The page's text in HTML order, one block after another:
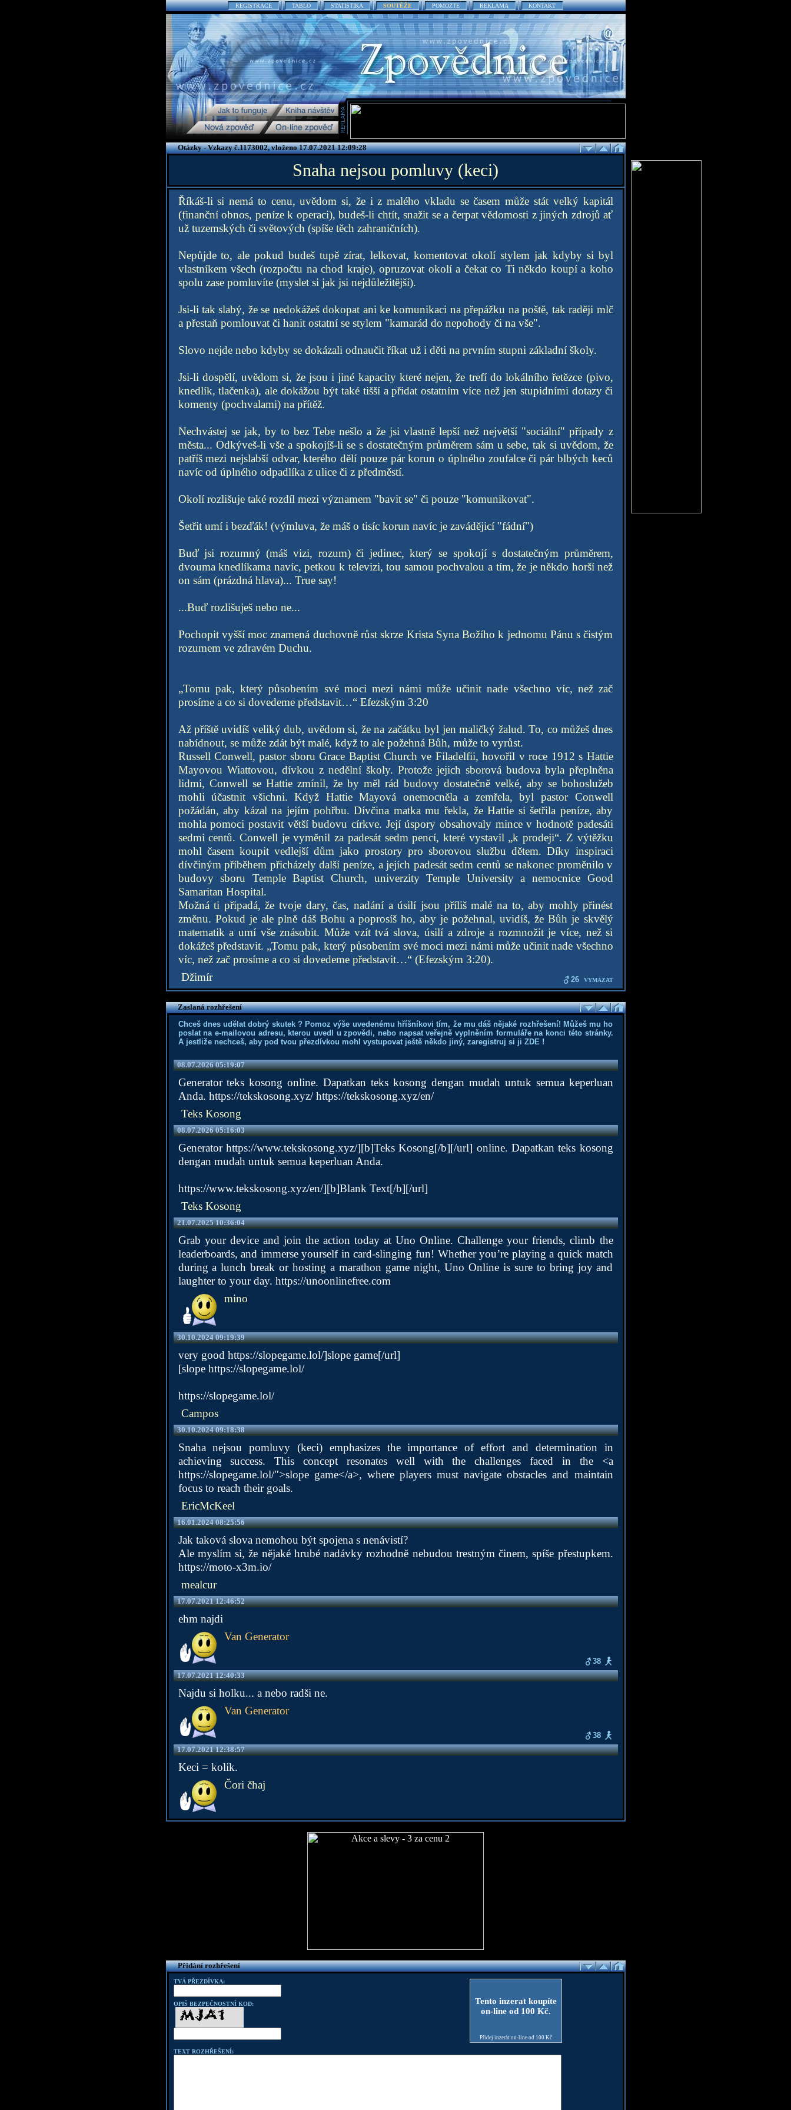
REGISTRACE TABLO STATISTIKA SOUTĚŽE POMOZTE REKLAMA KONTAKT
Otázky - Vzkazy č.1173002, vloženo 17.07.2021 12:09:28
Snaha nejsou pomluvy (keci)
Říkáš-li si nemá to cenu, uvědom si, že i z malého vkladu se časem může stát velký kapitál
(finanční obnos, peníze k operaci), budeš-li chtít, snažit se a čerpat vědomosti z jiných zdrojů ať
už tuzemských či světových (spíše těch zahraničních).
Nepůjde to, ale pokud budeš tupě zírat, lelkovat, komentovat okolí stylem jak kdyby si byl
vlastníkem všech (rozpočtu na chod kraje), opruzovat okolí a čekat co Ti někdo koupí a koho
spolu zase pomluvíte (myslet si jak jsi nejdůležitější).
Jsi-li tak slabý, že se nedokážeš dokopat ani ke komunikaci na přepážku na poště, tak raději mlč
a přestaň pomlouvat či hanit ostatní se stylem "kamarád do nepohody či na vše".
Slovo nejde nebo kdyby se dokázali odnaučit říkat už i děti na prvním stupni základní školy.
Jsi-li dospělí, uvědom si, že jsou i jiné kapacity které nejen, že trefí do lokálního řetězce (pivo,
knedlík, tlačenka), ale dokážou být také tišší a přidat ostatním více než jen stupidními dotazy či
komenty (pochvalami) na přítěž.
Nechvástej se jak, by to bez Tebe nešlo a že jsi vlastně lepší než největší "sociální" případy z
města... Odkýveš-li vše a spokojíš-li se s dostatečným průměrem sám u sebe, tak si uvědom, že
patříš mezi nejslabší odvar, kterého dělí pouze pár korun o úplného zoufalce či pár blbých keců
navíc od úplného odpadlíka z ulice či z předměstí.
Okolí rozlišuje také rozdíl mezi významem "bavit se" či pouze "komunikovat".
Šetřit umí i bezďák! (výmluva, že máš o tisíc korun navíc je zavádějicí "fádní")
Buď jsi rozumný (máš vizi, rozum) či jedinec, který se spokojí s dostatečným průměrem,
dvouma knedlíkama navíc, petkou k televizi, tou samou pochvalou a tím, že je někdo horší než
on sám (prázdná hlava)... True say!
...Buď rozlišuješ nebo ne...
Pochopit vyšší moc znamená duchovně růst skrze Krista Syna Božího k jednomu Pánu s čistým
rozumem ve zdravém Duchu.
„Tomu pak, který působením své moci mezi námi může učinit nade všechno víc, než zač
prosíme a co si dovedeme představit…“ Efezským 3:20
Až příště uvidíš veliký dub, uvědom si, že na začátku byl jen maličký žalud. To, co můžeš dnes
nabídnout, se může zdát být malé, když to ale požehná Bůh, může to vyrůst.
Russell Conwell, pastor sboru Grace Baptist Church ve Filadelfii, hovořil v roce 1912 s Hattie
Mayovou Wiattovou, dívkou z nedělní školy. Protože jejich sborová budova byla přeplněna
lidmi, Conwell se Hattie zmínil, že by měl rád budovy dostatečně velké, aby se bohoslužeb
mohli účastnit všichni. Když Hattie Mayová onemocněla a zemřela, byl pastor Conwell
požádán, aby kázal na jejím pohřbu. Dívčina matka mu řekla, že Hattie si šetřila peníze, aby
mohla pomoci postavit větší budovu církve. Její úspory obsahovaly mince v hodnotě padesáti
sedmi centů. Conwell je vyměnil za padesát sedm pencí, které vystavil „k prodeji“. Z výtěžku
mohl časem koupit vedlejší dům jako prostory pro sborovou službu dětem. Díky inspiraci
dívčiným příběhem přicházely další peníze, a jejích padesát sedm centů se nakonec proměnilo v
budovy sboru Temple Baptist Church, univerzity Temple University a nemocnice Good
Samaritan Hospital.
Možná ti připadá, že tvoje dary, čas, nadání a úsilí jsou příliš malé na to, aby mohly přinést
změnu. Pokud je ale plně dáš Bohu a poprosíš ho, aby je požehnal, uvidíš, že Bůh je skvělý
matematik a umí vše znásobit. Může vzít tvá slova, úsilí a zdroje a rozmnožit je více, než si
dokážeš představit. „Tomu pak, který působením své moci mezi námi může učinit nade všechno
víc, než zač prosíme a co si dovedeme představit…“ (Efezským 3:20).
Džimír
26 VYMAZAT
Zaslaná rozhřešení
Chceš dnes udělat dobrý skutek ? Pomoz výše uvedenému hříšníkovi tím, že mu dáš nějaké rozhřešení! Můžeš mu ho
poslat na e-mailovou adresu, kterou uvedl u zpovědi, nebo napsat veřejně vyplněním formuláře na konci této stránky.
A jestliže nechceš, aby pod tvou přezdívkou mohl vystupovat ještě někdo jiný, zaregistruj si ji ZDE!
08.07.2026 05:19:07
Generator teks kosong online. Dapatkan teks kosong dengan mudah untuk semua keperluan
Anda. https://tekskosong.xyz/https://tekskosong.xyz/en/
Teks Kosong
08.07.2026 05:16:03
Generator https://www.tekskosong.xyz/][b]TeksKosong[/b][/url] online. Dapatkan teks kosong
dengan mudah untuk semua keperluan Anda.
https://www.tekskosong.xyz/en/][b]Blank Text[/b][/url]
Teks Kosong
21.07.2025 10:36:04
Grab your device and join the action today at Uno Online. Challenge your friends, climb the
leaderboards, and immerse yourself in card-slinging fun! Whether you’re playing a quick match
during a lunch break or hosting a marathon game night, Uno Online is sure to bring joy and
laughter to your day. https://unoonlinefree.com
mino
30.10.2024 09:19:39
very good https://slopegame.lol/]slope game[/url]
[slope https://slopegame.lol/
https://slopegame.lol/
Campos
30.10.2024 09:18:38
Snaha nejsou pomluvy (keci) emphasizes the importance of effort and determination in
achieving success. This concept resonates well with the challenges faced in the <a
https://slopegame.lol/">slope game</a>, where players must navigate obstacles and maintain
focus to reach their goals.
EricMcKeel
16.01.2024 08:25:56
Jak taková slova nemohou být spojena s nenávistí?
Ale myslím si, že nějaké hrubé nadávky rozhodně nebudou trestným činem, spíše přestupkem.
https://moto-x3m.io/
mealcur
17.07.2021 12:46:52
ehm najdi
Van Generator
38
17.07.2021 12:40:33
Najdu si holku... a nebo radši ne.
Van Generator
38
17.07.2021 12:38:57
Keci = kolik.
Čori čhaj
Přidání rozhřešení
TVÁ PŘEZDÍVKA:
OPIŠ BEZPEČNOSTNÍ KOD:
Tento inzerat koupíte
on-line od 100 Kč.
Přidej inzerát on-line od 100 Kč
TEXT ROZHŘEŠENÍ: